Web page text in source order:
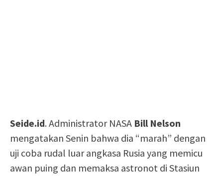
Seide.id. Administrator NASA Bill Nelson
mengatakan Senin bahwa dia “marah” dengan
uji coba rudal luar angkasa Rusia yang memicu
awan puing dan memaksa astronot di Stasiun